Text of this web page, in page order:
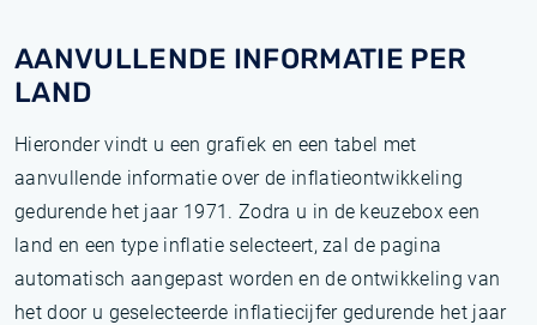
AANVULLENDE INFORMATIE PER
LAND
Hieronder vindt u een grafiek en een tabel met
aanvullende informatie over de inflatieontwikkeling
gedurende het jaar 1971. Zodra u in de keuzebox een
land en een type inflatie selecteert, zal de pagina
automatisch aangepast worden en de ontwikkeling van
het door u geselecteerde inflatiecijfer gedurende het jaar